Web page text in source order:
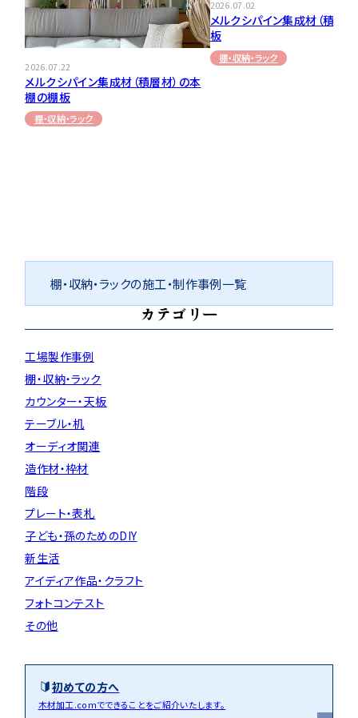
2026.07.22
メルクシパイン集成材（積層材）の本
棚の棚板
棚・収納・ラック
2026.07.02
メルクシパイン集成材（積層材
板
棚・収納・ラック
棚・収納・ラックの施工・制作事例一覧
カテゴリー
工場製作事例
棚・収納・ラック
カウンター・天板
テーブル・机
オーディオ関連
造作材・枠材
階段
プレート・表札
子ども・孫のためのDIY
新生活
アイディア作品・クラフト
フォトコンテスト
その他
初めての方へ
木材加工.comでできることをご紹介いたします。